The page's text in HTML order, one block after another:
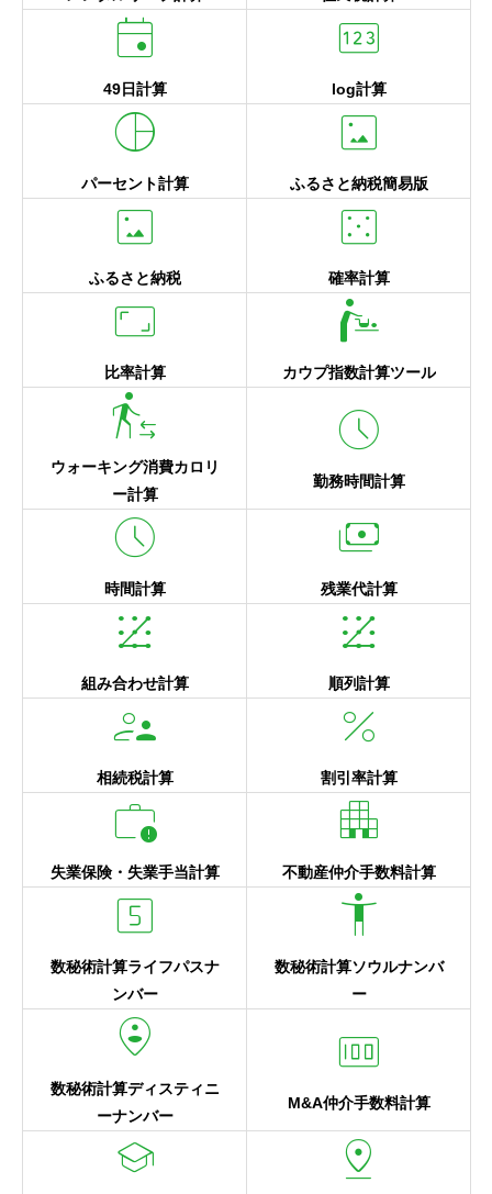
event
49日計算
pin
log計算
pie_chart
パーセント計算
imagesmode
ふるさと納税簡易版
imagesmode
ふるさと納税
casino
確率計算
aspect_ratio
比率計算
baby_changing_station
カウプ指数計算ツール
transfer_within_a_station
ウォーキング消費カロリ
ー計算
schedule
勤務時間計算
schedule
時間計算
payments
残業代計算
pattern
組み合わせ計算
pattern
順列計算
supervisor_account
相続税計算
percent
割引率計算
work_alert
失業保険・失業手当計算
apartment
不動産仲介手数料計算
looks_5
数秘術計算ライフパスナ
ンバー
accessibility_new
数秘術計算ソウルナンバ
ー
person_pin_circle
数秘術計算ディスティニ
ーナンバー
money
M&A仲介手数料計算
school pin_drop